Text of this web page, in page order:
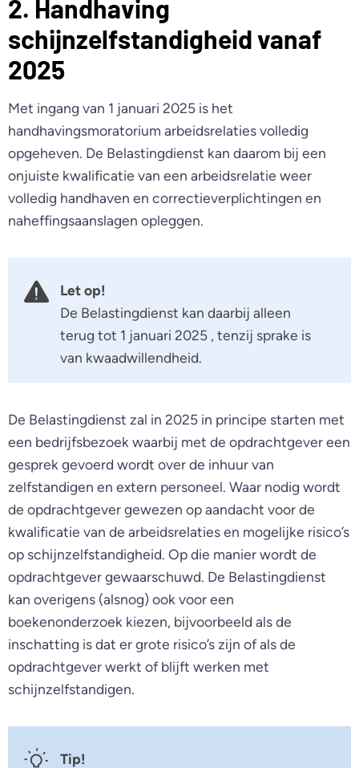
2. Handhaving
schijnzelfstandigheid vanaf
2025
Met ingang van 1 januari 2025 is het
handhavingsmoratorium arbeidsrelaties volledig
opgeheven. De Belastingdienst kan daarom bij een
onjuiste kwalificatie van een arbeidsrelatie weer
volledig handhaven en correctieverplichtingen en
naheffingsaanslagen opleggen.
Let op!
De Belastingdienst kan daarbij alleen
terug tot 1 januari 2025 , tenzij sprake is
van kwaadwillendheid.
De Belastingdienst zal in 2025 in principe starten met
een bedrijfsbezoek waarbij met de opdrachtgever een
gesprek gevoerd wordt over de inhuur van
zelfstandigen en extern personeel. Waar nodig wordt
de opdrachtgever gewezen op aandacht voor de
kwalificatie van de arbeidsrelaties en mogelijke risico’s
op schijnzelfstandigheid. Op die manier wordt de
opdrachtgever gewaarschuwd. De Belastingdienst
kan overigens (alsnog) ook voor een
boekenonderzoek kiezen, bijvoorbeeld als de
inschatting is dat er grote risico’s zijn of als de
opdrachtgever werkt of blijft werken met
schijnzelfstandigen.
Tip!